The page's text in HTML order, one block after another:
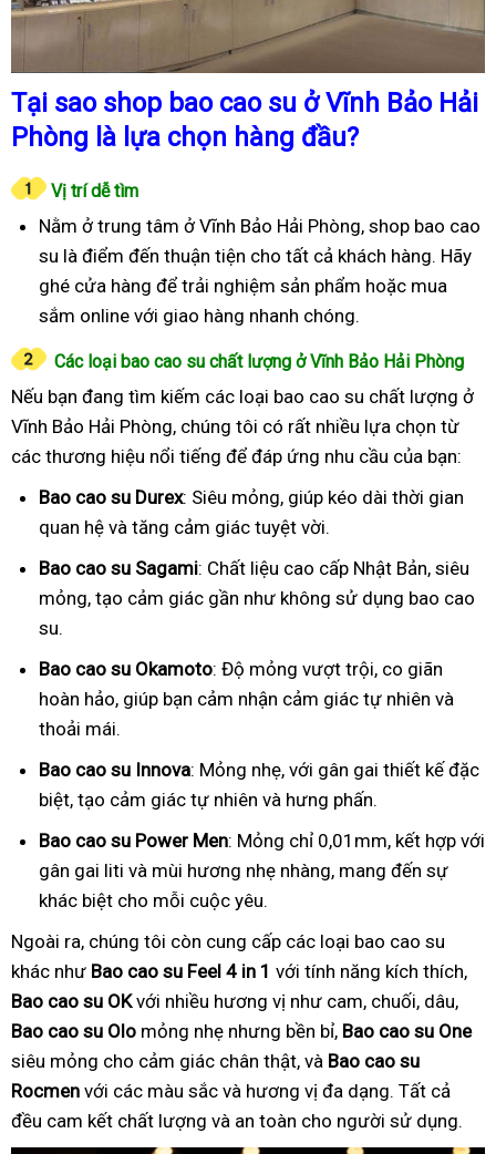
Tại sao shop bao cao su ở Vĩnh Bảo Hải
Phòng là lựa chọn hàng đầu?
Vị trí dễ tìm
Nằm ở trung tâm ở Vĩnh Bảo Hải Phòng, shop bao cao
su là điểm đến thuận tiện cho tất cả khách hàng. Hãy
ghé cửa hàng để trải nghiệm sản phẩm hoặc mua
sắm online với giao hàng nhanh chóng.
Các loại bao cao su chất lượng ở Vĩnh Bảo Hải Phòng
Nếu bạn đang tìm kiếm các loại bao cao su chất lượng ở
Vĩnh Bảo Hải Phòng, chúng tôi có rất nhiều lựa chọn từ
các thương hiệu nổi tiếng để đáp ứng nhu cầu của bạn:
Bao cao su Durex: Siêu mỏng, giúp kéo dài thời gian
quan hệ và tăng cảm giác tuyệt vời.
Bao cao su Sagami: Chất liệu cao cấp Nhật Bản, siêu
mỏng, tạo cảm giác gần như không sử dụng bao cao
su.
Bao cao su Okamoto: Độ mỏng vượt trội, co giãn
hoàn hảo, giúp bạn cảm nhận cảm giác tự nhiên và
thoải mái.
Bao cao su Innova: Mỏng nhẹ, với gân gai thiết kế đặc
biệt, tạo cảm giác tự nhiên và hưng phấn.
Bao cao su Power Men: Mỏng chỉ 0,01mm, kết hợp với
gân gai liti và mùi hương nhẹ nhàng, mang đến sự
khác biệt cho mỗi cuộc yêu.
Ngoài ra, chúng tôi còn cung cấp các loại bao cao su
khác như Bao cao su Feel 4 in 1 với tính năng kích thích,
Bao cao su OKvới nhiều hương vị như cam, chuối, dâu,
Bao cao su Olo mỏng nhẹ nhưng bền bỉ, Bao cao su One
siêu mỏng cho cảm giác chân thật, và Bao cao su
Rocmen với các màu sắc và hương vị đa dạng. Tất cả
đều cam kết chất lượng và an toàn cho người sử dụng.